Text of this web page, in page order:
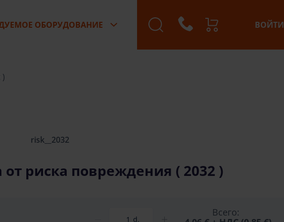
ОБОРУДОВАНИЕ ВОЙТИ
risk__2032
риска повреждения ( 2032 )
d.
Всего: